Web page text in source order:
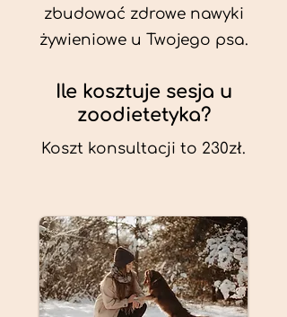
zbudować zdrowe nawyki
żywieniowe u Twojego psa.
Ile kosztuje sesja u
zoodietetyka?
Koszt konsultacji to 230zł.